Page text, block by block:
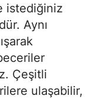
istediğiniz
Aynı
Çeşitli
ulaşabilir,